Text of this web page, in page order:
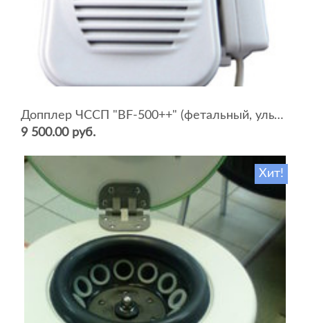
Допплер ЧССП "BF-500++" (фетальный, ультразвуковой)
9 500.00 руб.
Хит!